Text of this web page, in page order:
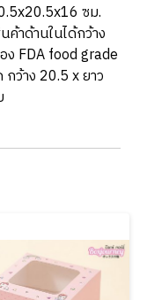
ซม.
ค้าด้านในได้กว้าง
FDA food grade
ว้าง 20.5 x ยาว